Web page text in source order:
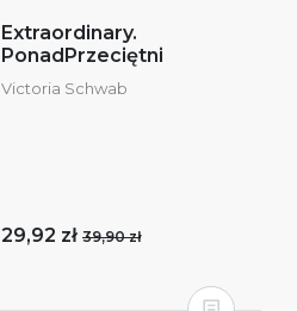
Extraordinary.
PonadPrzeciętni
Victoria Schwab
29,92 zł 39,90 zł